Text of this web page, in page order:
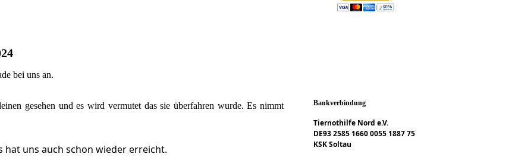
bei uns an.
gesehen und es wird vermutet das sie überfahren wurde. Es nimmt
uns auch schon wieder erreicht.
Bankverbindung
Tiernothilfe Nord e.V.
DE93 2585 1660 0055 1887 75
KSK Soltau